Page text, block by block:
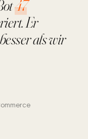
47
Er
als wir